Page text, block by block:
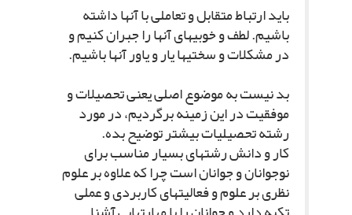
باید ارتباط متقابل و تعاملى با آنها داشته
باشیم. لطف و خوبى‏هاى آنها را جبران کنیم و
در مشکلات و سختى‏ها یار و یاور آنها باشیم.
بد نیست به موضوع اصلى یعنى تحصیلات و
موفقیت در این زمینه برگردیم، در مورد
رشته تحصیلى‏ات بیشتر توضیح بده.
کار و دانش رشته‏اى بسیار مناسب براى
نوجوانان و جوانان است چرا که علاوه بر علوم
نظرى بر علوم و فعالیت‏هاى کاربردى و عملى